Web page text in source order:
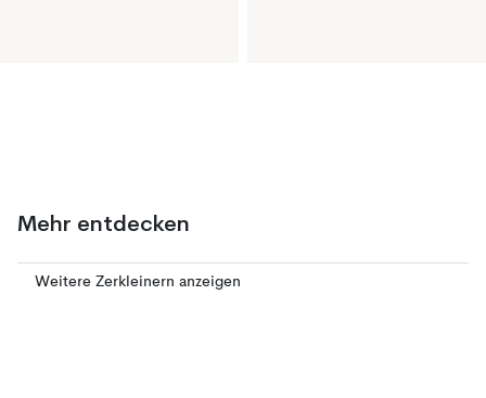
Mehr entdecken
Weitere Zerkleinern anzeigen